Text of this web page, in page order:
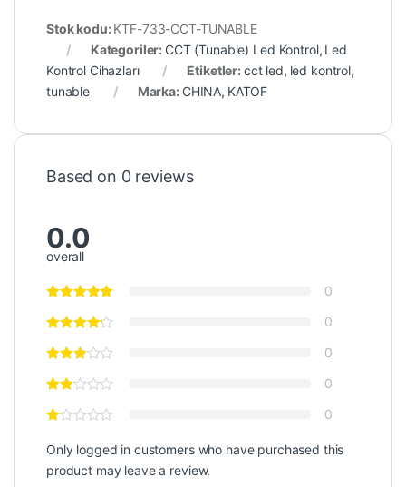
Stok kodu: KTF-733-CCT-TUNABLE
Kategoriler: CCT (Tunable) Led Kontrol, Led
Kontrol Cihazları
Etiketler: cct led, led kontrol,
tunable
Marka: CHINA, KATOF
Based on 0 reviews
0.0
overall
0
0
0
0
0
Only logged in customers who have purchased this
product may leave a review.